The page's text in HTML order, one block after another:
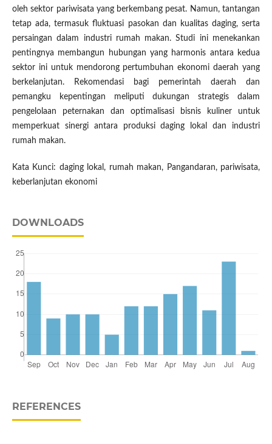
oleh sektor pariwisata yang berkembang pesat. Namun, tantangan
tetap ada, termasuk fluktuasi pasokan dan kualitas daging, serta
persaingan dalam industri rumah makan. Studi ini menekankan
pentingnya membangun hubungan yang harmonis antara kedua
sektor ini untuk mendorong pertumbuhan ekonomi daerah yang
berkelanjutan. Rekomendasi bagi pemerintah daerah dan
pemangku kepentingan meliputi dukungan strategis dalam
pengelolaan peternakan dan optimalisasi bisnis kuliner untuk
memperkuat sinergi antara produksi daging lokal dan industri
rumah makan.
Kata Kunci: daging lokal, rumah makan, Pangandaran, pariwisata,
keberlanjutan ekonomi
DOWNLOADS
REFERENCES